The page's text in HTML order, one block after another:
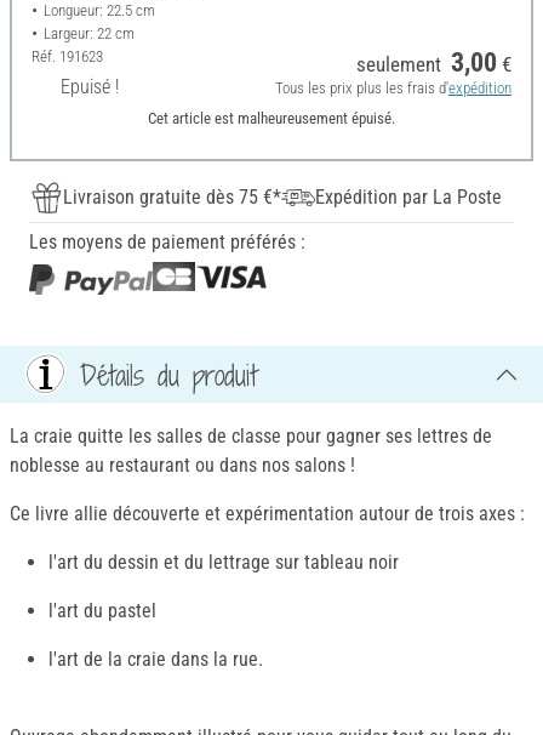
Longueur: 22.5 cm
Largeur: 22 cm
Réf. 191623
Epuisé !
seulement 3,00 €
Tous les prix plus les frais d'expédition
Cet article est malheureusement épuisé.
Livraison gratuite dès 75 €*
Expédition par La Poste
Les moyens de paiement préférés :
Détails du produit
La craie quitte les salles de classe pour gagner ses lettres de
noblesse au restaurant ou dans nos salons !
Ce livre allie découverte et expérimentation autour de trois axes :
l'art du dessin et du lettrage sur tableau noir
l'art du pastel
l'art de la craie dans la rue.